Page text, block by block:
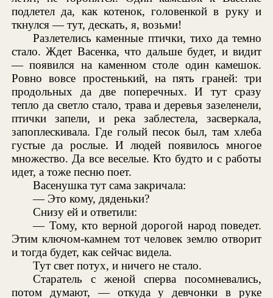
подлетел да, как котенок, головенкой в руку и
ткнулся — тут, дескать, я, возьми!
Разлетелись каменные птички, тихо да темно
стало. Ждет Васенка, что дальше будет, и видит
— появился на каменном столе один камешок.
Ровно вовсе простенький, на пять граней: три
продольных да две поперечных. И тут сразу
тепло да светло стало, трава и деревья зазеленели,
птички запели, и река заблестела, засверкала,
запоплескивала. Где голый песок был, там хлеба
густые да рослые. И людей появилось многое
множество. Да все веселые. Кто будто и с работы
идет, а тоже песню поет.
Васенушка тут сама закричала:
— Это кому, дяденьки?
Снизу ей и ответили:
— Тому, кто верной дорогой народ поведет.
Этим ключом-камнем тот человек землю отворит
и тогда будет, как сейчас видела.
Тут свет потух, и ничего не стало.
Старатель с женой сперва посомневались,
потом думают, — откуда у девчонки в руке